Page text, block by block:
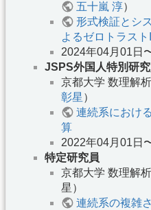
五十嵐 淳）
形式検証とシ
よるゼロトラス
2024年04月01日
JSPS外国人特別研
京都大学 数理解
彰星 ）
連続系におけ
算
2022年04月01日
特定研究員
京都大学 数理解
星）
連続系の複雑